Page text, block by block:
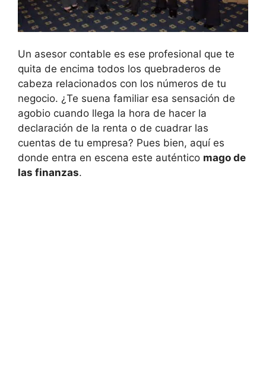
Un asesor contable⁢ es ese profesional‍ que te
quita de encima todos los⁤ quebraderos⁤ de
⁢cabeza relacionados con ⁢los ⁤números de ⁣tu
negocio. ¿Te suena familiar esa sensación de⁣
agobio ⁣cuando llega la hora de hacer la
‌declaración de la renta ⁤o de cuadrar‌ las
cuentas ​de tu empresa? Pues bien, aquí es
donde entra en escena este auténtico mago de
las ⁣finanzas.